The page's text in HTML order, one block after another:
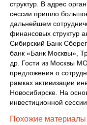
структур. В адрес
сессии пришло
дальнейшем
финансовых структур
Сибирский Банк
банк «Банк Москвы»,
др. Гости из Москвы
предложения о
рамках активизации
Новосибирске. На
инвестиционной сессии
Похожие материалы